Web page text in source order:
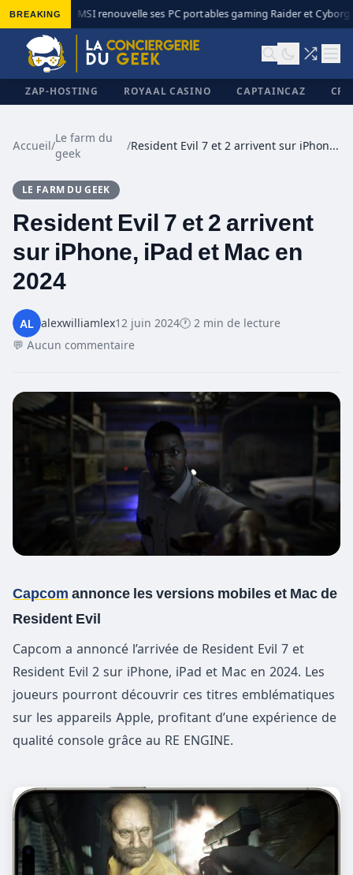
BREAKING MSI renouvelle ses PC portables gaming Raider et Cyborg
ZAP-HOSTING ROYAAL CASINO CAPTAINCAZ
Accueil/
Le farm du
geek
/ Resident Evil 7 et 2 arrivent sur iPhone, iPad et Mac en 2024
LE FARM DU GEEK
Resident Evil 7 et 2 arrivent
sur iPhone, iPad et Mac en
2024
alexwilliamlex12 juin 2024🕐 2 min de lecture
💬 Aucun commentaire
Capcom annonce les versions mobiles et Mac de
Resident Evil
Capcom a annoncé l’arrivée de Resident Evil 7 et
Resident Evil 2 sur iPhone, iPad et Mac en 2024. Les
joueurs pourront découvrir ces titres emblématiques
sur les appareils Apple, profitant d’une expérience de
qualité console grâce au RE ENGINE.